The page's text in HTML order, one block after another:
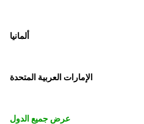
ألمانيا
الإمارات العربية المتحدة
عرض جميع الدول